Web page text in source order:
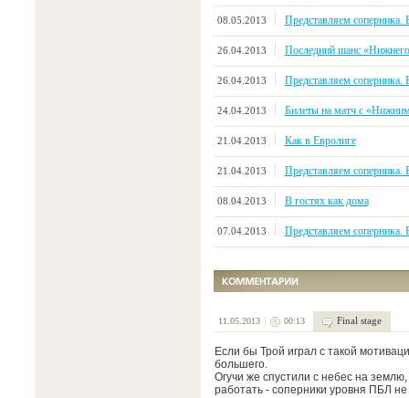
08.05.2013 Представляем
26.04.2013 Последний шанс
26.04.2013 Представляем
24.04.2013 Билеты на матч с
21.04.2013 Как в Евролиге
21.04.2013 Представляем
08.04.2013 В гостях как дома
07.04.2013 Представляем
11.05.2013 00:13 Final stage
Если бы Трой играл с такой
большего.
Огучи же спустили с небес на
работать - соперники уровня ПБЛ не